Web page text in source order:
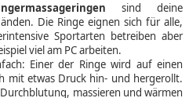
sind deine
Die Ringe eignen sich für alle,
Sportarten betreiben aber
viel am PC arbeiten.
Einer der Ringe wird auf einen
mit etwas Druck hin- und hergerollt.
massieren und wärmen